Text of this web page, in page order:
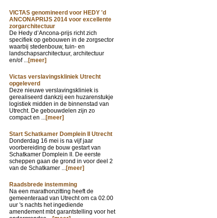
VICTAS genomineerd voor HEDY 'd
ANCONAPRIJS 2014 voor excellente
zorgarchitectuur
De Hedy d’Ancona-prijs richt zich
specifiek op gebouwen in de zorgsector
waarbij stedenbouw, tuin- en
landschapsarchitectuur, architectuur
en/of ...[meer]
Victas verslavingskliniek Utrecht
opgeleverd
Deze nieuwe verslavingskliniek is
gerealiseerd dankzij een huzarenstukje
logistiek midden in de binnenstad van
Utrecht. De gebouwdelen zijn zo
compact en ...[meer]
Start Schatkamer Domplein II Utrecht
Donderdag 16 mei is na vijf jaar
voorbereiding de bouw gestart van
Schatkamer Domplein II. De eerste
scheppen gaan de grond in voor deel 2
van de Schatkamer ...[meer]
Raadsbrede instemming
Na een marathonzitting heeft de
gemeenteraad van Utrecht om ca 02.00
uur 's nachts het ingediende
amendement mbt garantstelling voor het